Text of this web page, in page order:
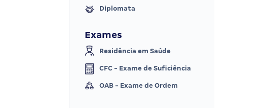
Diplomata
Exames
Residência em Saúde
CFC - Exame de Suficiência
OAB - Exame de Ordem